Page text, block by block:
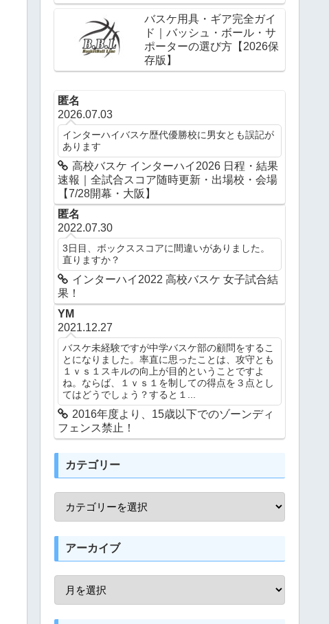
バスケ用具・ギア完全ガイ
ド｜バッシュ・ボール・サ
ポーターの選び方【2026保
存版】
匿名
2026.07.03
インターハイバスケ歴代優勝校に男女とも誤記が
あります
高校バスケ インターハイ2026 日程・結果
速報｜全試合スコア随時更新・出場校・会場
【7/28開幕・大阪】
匿名
2022.07.30
3日目、ボックススコアに間違いがありました。
直りますか？
インターハイ2022 高校バスケ 女子試合結
果！
YM
2021.12.27
バスケ未経験ですが中学バスケ部の顧問をするこ
とになりました。率直に思ったことは、攻守とも
１ｖｓ１スキルの向上が目的ということですよ
ね。ならば、１ｖｓ１を制しての得点を３点とし
てはどうでしょう？すると１...
2016年度より、15歳以下でのゾーンディ
フェンス禁止！
カテゴリー
アーカイブ